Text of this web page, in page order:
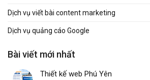
Dịch vụ viết bài content marketing
Dịch vụ quảng cáo Google
Bài viết mới nhất
Thiết kế web Phú Yên